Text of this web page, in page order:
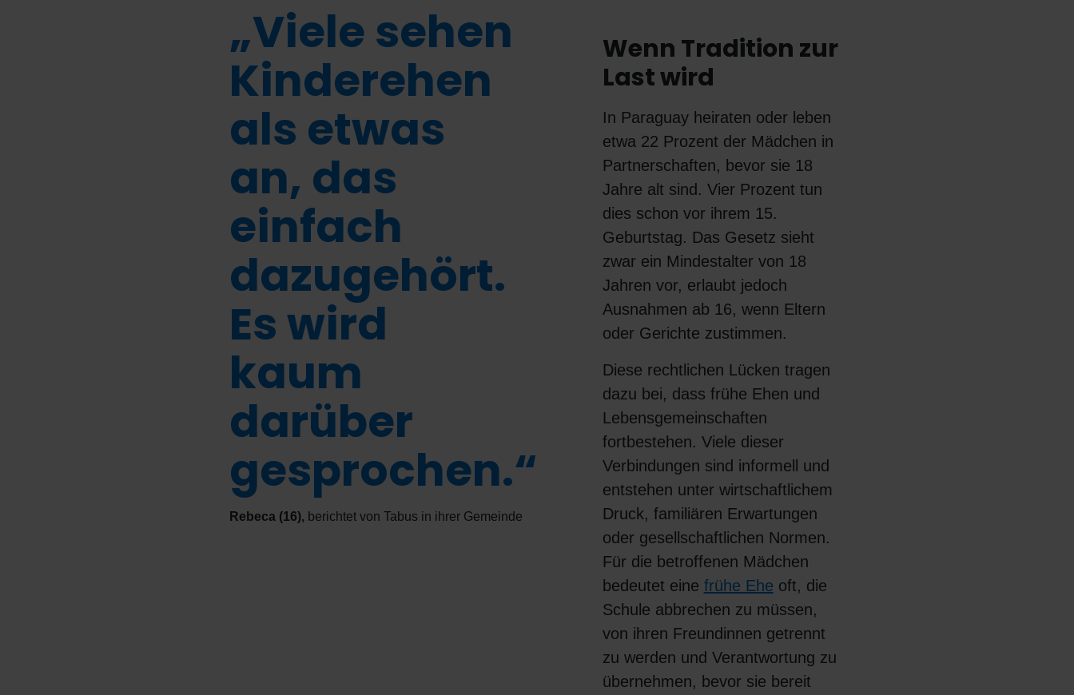
„Viele sehen
Kinderehen
als etwas
an, das
einfach
dazugehört.
Es wird
kaum
darüber
gesprochen.“
Rebeca (16), berichtet von Tabus in ihrer Gemeinde
Wenn Tradition zur
Last wird
In Paraguay heiraten oder leben
etwa 22 Prozent der Mädchen in
Partnerschaften, bevor sie 18
Jahre alt sind. Vier Prozent tun
dies schon vor ihrem 15.
Geburtstag. Das Gesetz sieht
zwar ein Mindestalter von 18
Jahren vor, erlaubt jedoch
Ausnahmen ab 16, wenn Eltern
oder Gerichte zustimmen.
Diese rechtlichen Lücken tragen
dazu bei, dass frühe Ehen und
Lebensgemeinschaften
fortbestehen. Viele dieser
Verbindungen sind informell und
entstehen unter wirtschaftlichem
Druck, familiären Erwartungen
oder gesellschaftlichen Normen.
Für die betroffenen Mädchen
bedeutet eine frühe Ehe oft, die
Schule abbrechen zu müssen,
von ihren Freundinnen getrennt
zu werden und Verantwortung zu
übernehmen, bevor sie bereit